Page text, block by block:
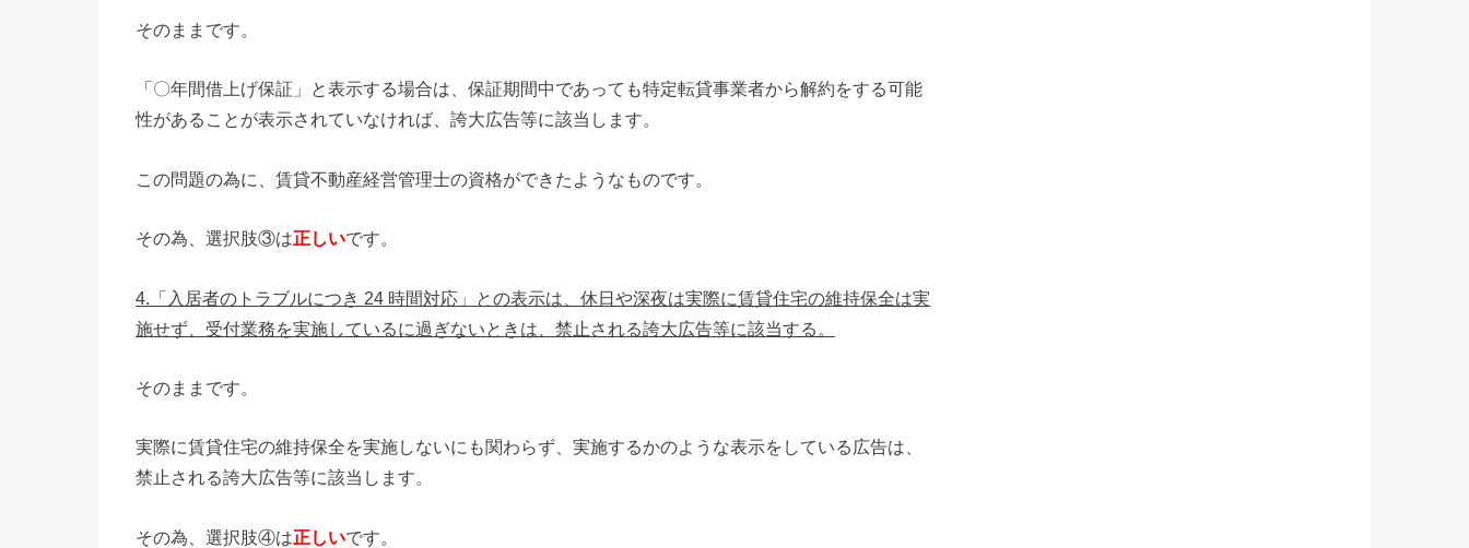
そのままです。
「〇年間借上げ保証」と表示する場合は、保証期間中であっても特定転貸事業者から解約をする可能
性があることが表示されていなければ、誇大広告等に該当します。
この問題の為に、賃貸不動産経営管理士の資格ができたようなものです。
その為、選択肢③は正しいです。
4.「入居者のトラブルにつき 24 時間対応」との表示は、休日や深夜は実際に賃貸住宅の維持保全は実
施せず、受付業務を実施しているに過ぎないときは、禁止される誇大広告等に該当する。
そのままです。
実際に賃貸住宅の維持保全を実施しないにも関わらず、実施するかのような表示をしている広告は、
禁止される誇大広告等に該当します。
その為、選択肢④は正しいです。